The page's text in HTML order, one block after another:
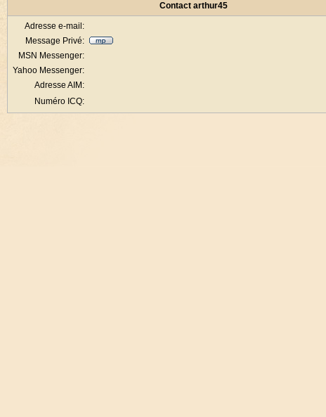
Contact arthur45
Adresse e-mail:
Message Privé:
MSN Messenger:
Yahoo Messenger:
Adresse AIM:
Numéro ICQ: